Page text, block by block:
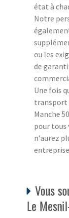
état à
Notre
ou les
de
Une fois
transport
Manche
pour tous
n'aurez
Vous
Le